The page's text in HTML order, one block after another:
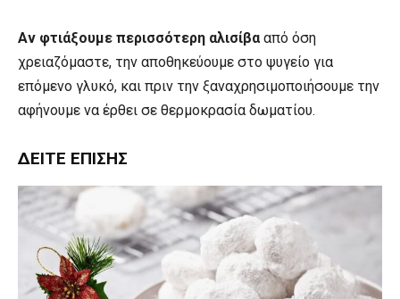
Αν φτιάξουμε περισσότερη αλισίβα από όση
χρειαζόμαστε, την αποθηκεύουμε στο ψυγείο για
επόμενο γλυκό, και πριν την ξαναχρησιμοποιήσουμε την
αφήνουμε να έρθει σε θερμοκρασία δωματίου.
ΔΕΊΤΕ ΕΠΊΣΗΣ